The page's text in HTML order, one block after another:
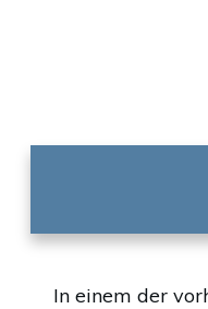
In einem der